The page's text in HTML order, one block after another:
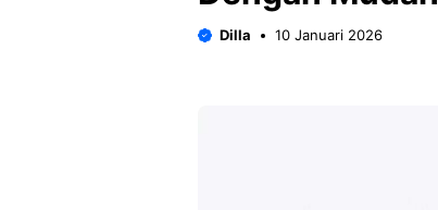
Dilla 10 Januari 2026